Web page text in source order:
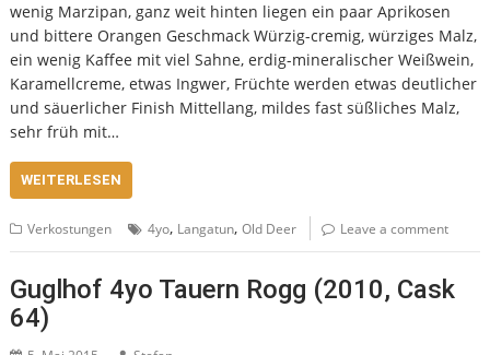
wenig Marzipan, ganz weit hinten liegen ein paar Aprikosen
und bittere Orangen Geschmack Würzig-cremig, würziges Malz,
ein wenig Kaffee mit viel Sahne, erdig-mineralischer Weißwein,
Karamellcreme, etwas Ingwer, Früchte werden etwas deutlicher
und säuerlicher Finish Mittellang, mildes fast süßliches Malz,
sehr früh mit…
WEITERLESEN
Verkostungen 4yo, Langatun,Old Deer Leave a comment
Guglhof 4yo Tauern Rogg (2010, Cask
64)